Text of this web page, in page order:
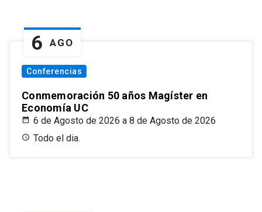
6 AGO
Conferencias
Conmemoración 50 años Magíster en
Economía UC
6 de Agosto de 2026 a 8 de Agosto de 2026
Todo el dia.